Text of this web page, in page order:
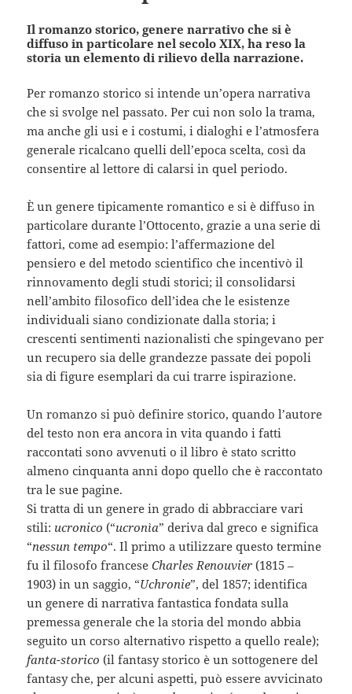
Il romanzo storico, genere narrativo che si è
diffuso in particolare nel secolo XIX, ha reso la
storia un elemento di rilievo della narrazione.
Per romanzo storico si intende un’opera narrativa
che si svolge nel passato. Per cui non solo la trama,
ma anche gli usi e i costumi, i dialoghi e l’atmosfera
generale ricalcano quelli dell’epoca scelta, così da
consentire al lettore di calarsi in quel periodo.
È un genere tipicamente romantico e si è diffuso in
particolare durante l’Ottocento, grazie a una serie di
fattori, come ad esempio: l’affermazione del
pensiero e del metodo scientifico che incentivò il
rinnovamento degli studi storici; il consolidarsi
nell’ambito filosofico dell’idea che le esistenze
individuali siano condizionate dalla storia; i
crescenti sentimenti nazionalisti che spingevano per
un recupero sia delle grandezze passate dei popoli
sia di figure esemplari da cui trarre ispirazione.
Un romanzo si può definire storico, quando l’autore
del testo non era ancora in vita quando i fatti
raccontati sono avvenuti o il libro è stato scritto
almeno cinquanta anni dopo quello che è raccontato
tra le sue pagine.
Si tratta di un genere in grado di abbracciare vari
stili: ucronico (“ucronìa” deriva dal greco e significa
“nessun tempo“. Il primo a utilizzare questo termine
fu il filosofo franceseCharles Renouvier (1815 –
1903) in un saggio, “Uchronie”, del 1857; identifica
un genere di narrativa fantastica fondata sulla
premessa generale che la storia del mondo abbia
seguito un corso alternativo rispetto a quello reale);
fanta-storico (il fantasy storico è un sottogenere del
fantasy che, per alcuni aspetti, può essere avvicinato